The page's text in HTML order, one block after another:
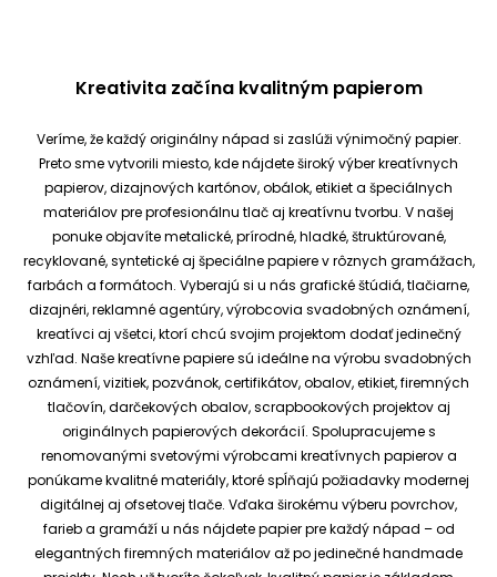
Kreativita začína kvalitným papierom
Veríme, že každý originálny nápad si zaslúži výnimočný papier.
Preto sme vytvorili miesto, kde nájdete široký výber kreatívnych
papierov, dizajnových kartónov, obálok, etikiet a špeciálnych
materiálov pre profesionálnu tlač aj kreatívnu tvorbu. V našej
ponuke objavíte metalické, prírodné, hladké, štruktúrované,
recyklované, syntetické aj špeciálne papiere v rôznych gramážach,
farbách a formátoch. Vyberajú si u nás grafické štúdiá, tlačiarne,
dizajnéri, reklamné agentúry, výrobcovia svadobných oznámení,
kreatívci aj všetci, ktorí chcú svojim projektom dodať jedinečný
vzhľad. Naše kreatívne papiere sú ideálne na výrobu svadobných
oznámení, vizitiek, pozvánok, certifikátov, obalov, etikiet, firemných
tlačovín, darčekových obalov, scrapbookových projektov aj
originálnych papierových dekorácií. Spolupracujeme s
renomovanými svetovými výrobcami kreatívnych papierov a
ponúkame kvalitné materiály, ktoré spĺňajú požiadavky modernej
digitálnej aj ofsetovej tlače. Vďaka širokému výberu povrchov,
farieb a gramáží u nás nájdete papier pre každý nápad – od
elegantných firemných materiálov až po jedinečné handmade